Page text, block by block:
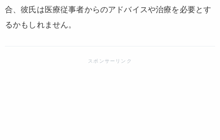
合、彼氏は医療従事者からのアドバイスや治療を必要とす
るかもしれません。